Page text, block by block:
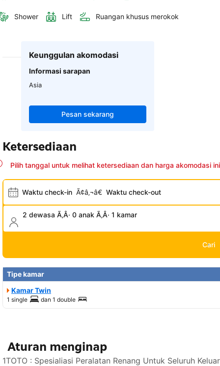
Shower Lift Ruangan khusus merokok
Keunggulan akomodasi
Informasi sarapan
Asia
Pesan sekarang
Ketersediaan
Pilih tanggal untuk melihat ketersediaan dan harga akomodasi ini
Waktu check-in Ã¢â‚¬â€ Waktu check-out
2 dewasa Ã‚Â· 0 anak Ã‚Â· 1 kamar
Cari
Tipe kamar
Kamar Twin
1 single dan 1 double
Aturan menginap
1TOTO : Spesialiasi Peralatan Renang Untuk Seluruh